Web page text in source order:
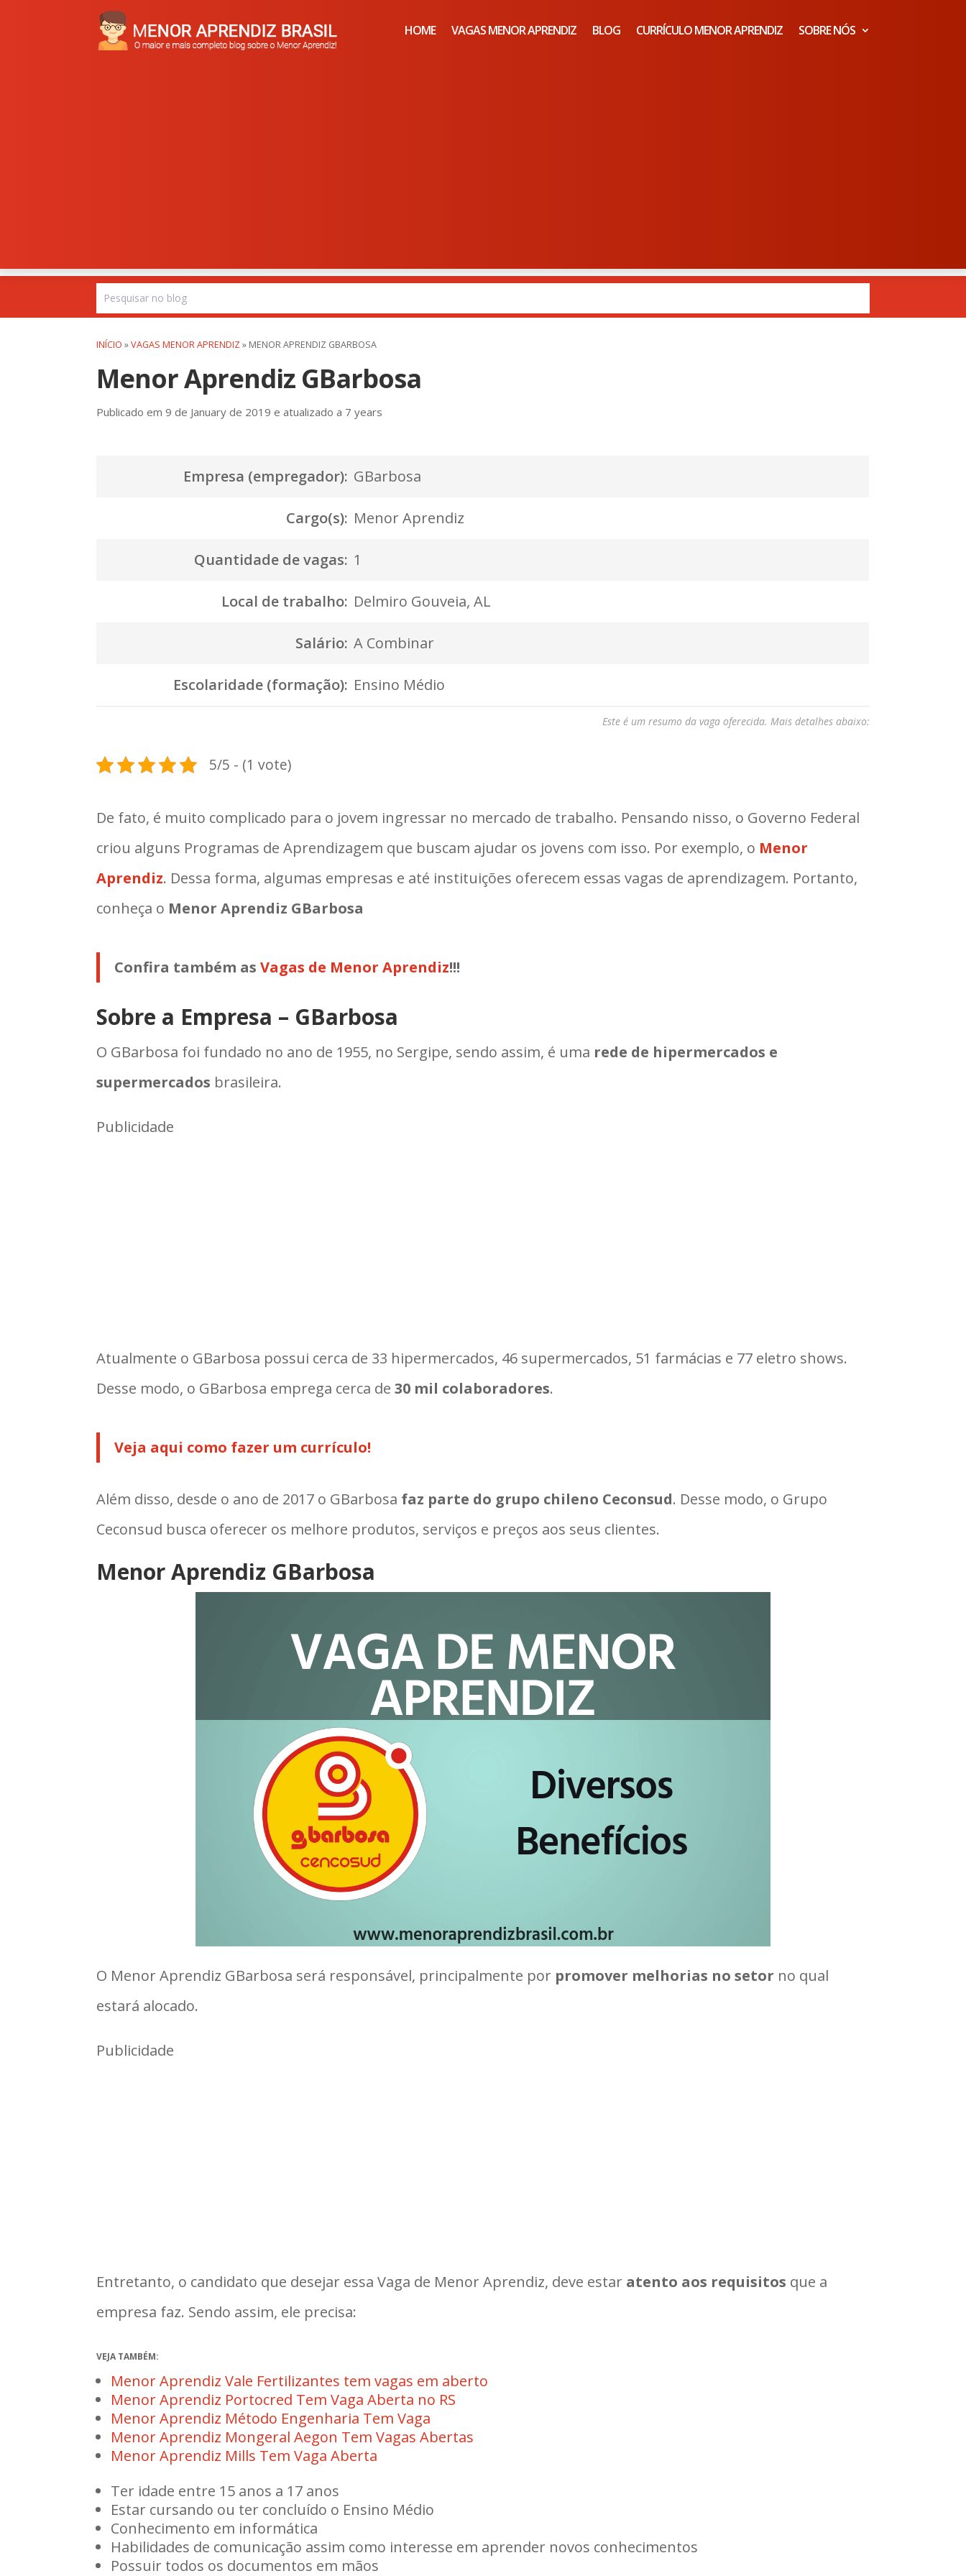
HOME VAGAS MENOR APRENDIZ BLOG CURRÍCULO MENOR APRENDIZ SOBRE NÓS
INÍCIO »VAGAS MENOR APRENDIZ» MENOR APRENDIZ GBARBOSA
Menor Aprendiz GBarbosa
Publicado em 9 de January de 2019 e atualizado a 7 years
Empresa (empregador): GBarbosa
Cargo(s): Menor Aprendiz
Quantidade de vagas: 1
Local de trabalho: Delmiro Gouveia, AL
Salário: A Combinar
Escolaridade (formação): Ensino Médio
Este é um resumo da vaga oferecida. Mais detalhes abaixo:
5/5 - (1 vote)
De fato, é muito complicado para o jovem ingressar no mercado de trabalho. Pensando nisso, o Governo Federal
criou alguns Programas de Aprendizagem que buscam ajudar os jovens com isso. Por exemplo, o Menor
Aprendiz. Dessa forma, algumas empresas e até instituições oferecem essas vagas de aprendizagem. Portanto,
conheça o Menor Aprendiz GBarbosa
Confira também asVagas de Menor Aprendiz!!!
Sobre a Empresa – GBarbosa
O GBarbosa foi fundado no ano de 1955, no Sergipe, sendo assim, é uma rede de hipermercados e
supermercados brasileira.
Publicidade
Atualmente o GBarbosa possui cerca de 33 hipermercados, 46 supermercados, 51 farmácias e 77 eletro shows.
Desse modo, o GBarbosa emprega cerca de30 mil colaboradores.
Veja aqui como fazer um currículo!
Além disso, desde o ano de 2017 o GBarbosa faz parte do grupo chileno Ceconsud. Desse modo, o Grupo
Ceconsud busca oferecer os melhore produtos, serviços e preços aos seus clientes.
Menor Aprendiz GBarbosa
O Menor Aprendiz GBarbosa será responsável, principalmente por promover melhorias no setor no qual
estará alocado.
Publicidade
Entretanto, o candidato que desejar essa Vaga de Menor Aprendiz, deve estar atento aos requisitos que a
empresa faz. Sendo assim, ele precisa:
VEJA TAMBÉM:
Menor Aprendiz Vale Fertilizantes tem vagas em aberto
Menor Aprendiz Portocred Tem Vaga Aberta no RS
Menor Aprendiz Método Engenharia Tem Vaga
Menor Aprendiz Mongeral Aegon Tem Vagas Abertas
Menor Aprendiz Mills Tem Vaga Aberta
Ter idade entre 15 anos a 17 anos
Estar cursando ou ter concluído o Ensino Médio
Conhecimento em informática
Habilidades de comunicação assim como interesse em aprender novos conhecimentos
Possuir todos os documentos em mãos